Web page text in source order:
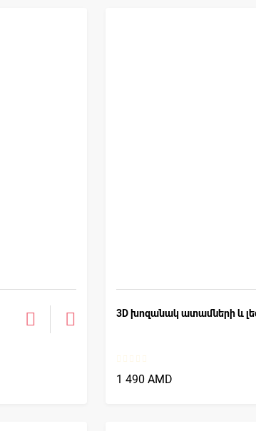
3D խոզանակ ատամների և
1 490 AMD